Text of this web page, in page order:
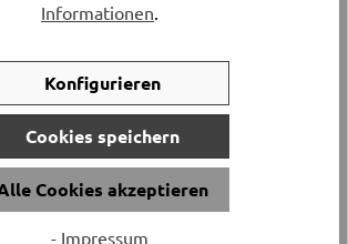
Informationen
Konfigurieren
Cookies speichern
Cookies akzeptieren
- Impressum